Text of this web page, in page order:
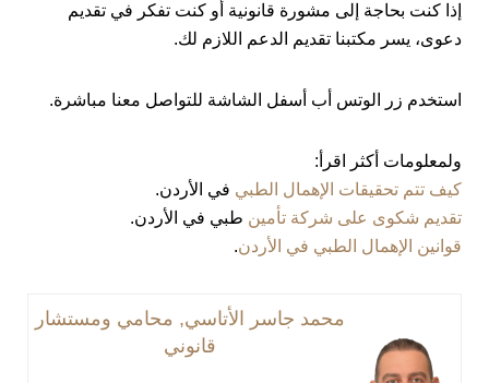
إذا كنت بحاجة إلى مشورة قانونية أو كنت تفكر في تقديم
دعوى، يسر مكتبنا تقديم الدعم اللازم لك.
استخدم زر الوتس أب أسفل الشاشة للتواصل معنا مباشرة.
ولمعلومات أكثر اقرأ:
كيف تتم تحقيقات الإهمال الطبي في الأردن.
تقديم شكوى على شركة تأمين طبي في الأردن.
قوانين الإهمال الطبي في الأردن.
محمد جاسر الأتاسي, محامي ومستشار
قانوني